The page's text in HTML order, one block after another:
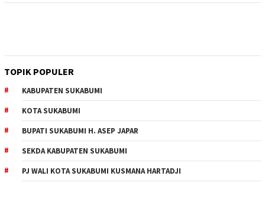
TOPIK POPULER
KABUPATEN SUKABUMI
KOTA SUKABUMI
BUPATI SUKABUMI H. ASEP JAPAR
SEKDA KABUPATEN SUKABUMI
PJ WALI KOTA SUKABUMI KUSMANA HARTADJI